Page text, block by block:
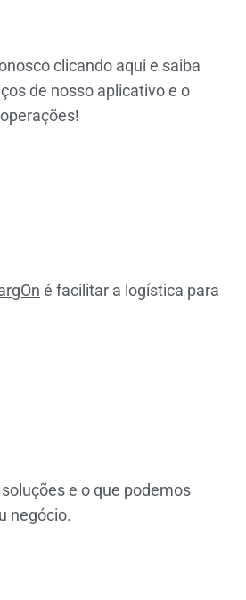
clicando aqui e saiba
de nosso aplicativo e o
é facilitar a logística para
e o que podemos
negócio.